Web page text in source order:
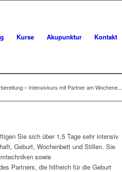
Kurse Akupunktur Kontakt
– Intensivkurs mit Partner am Wochene...
Sie sich über 1,5 Tage sehr intensiv
Geburt, Wochenbett und Stillen. Sie
sowie
Partners, die hilfreich für die Geburt